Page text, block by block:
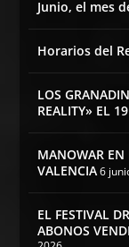
Junio, el mes
Horarios del
LOS
REALITY» EL
MANOWAR EN
VALENCIA 6
EL FESTIVAL
ABONOS